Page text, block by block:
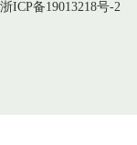
浙ICP备19013218号-2